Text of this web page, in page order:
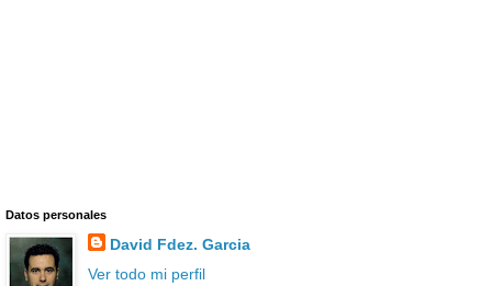
Datos personales
David Fdez. Garcia
Ver todo mi perfil